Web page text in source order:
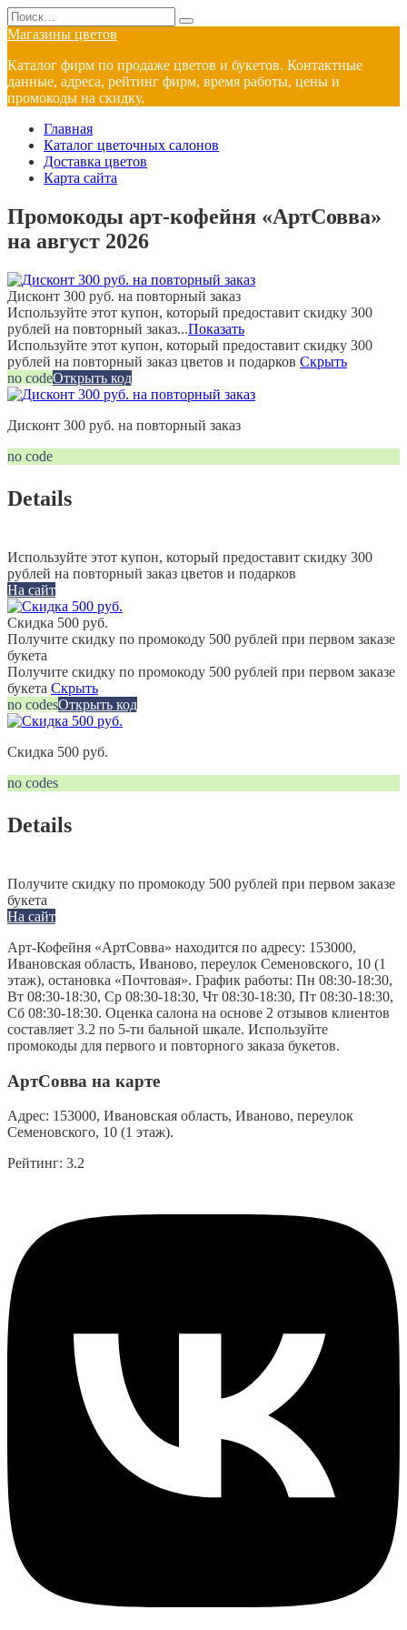
Перейти
к
содержанию
Search
for:
Магазины цветов
Каталог фирм по продаже цветов и букетов. Контактные
данные, адреса, рейтинг фирм, время работы, цены и
промокоды на скидку.
Главная
Каталог цветочных салонов
Доставка цветов
Карта сайта
Промокоды арт-кофейня «АртСовва»
на август 2026
Дисконт 300 руб. на повторный заказ
Используйте этот купон, который предоставит скидку 300
рублей на повторный заказ...Показать
Используйте этот купон, который предоставит скидку 300
рублей на повторный заказ цветов и подарков Скрыть
no codeОткрыть код
Дисконт 300 руб. на повторный заказ
no code
Details
Используйте этот купон, который предоставит скидку 300
рублей на повторный заказ цветов и подарков
На сайт
Скидка 500 руб.
Получите скидку по промокоду 500 рублей при первом заказе
букета
Получите скидку по промокоду 500 рублей при первом заказе
букета Скрыть
no codesОткрыть код
Скидка 500 руб.
no codes
Details
Получите скидку по промокоду 500 рублей при первом заказе
букета
На сайт
Арт-Кофейня «АртСовва» находится по адресу: 153000,
Ивановская область, Иваново, переулок Семеновского, 10 (1
этаж), остановка «Почтовая». График работы: Пн 08:30-18:30,
Вт 08:30-18:30, Ср 08:30-18:30, Чт 08:30-18:30, Пт 08:30-18:30,
Сб 08:30-18:30. Оценка салона на основе 2 отзывов клиентов
составляет 3.2 по 5-ти бальной шкале. Используйте
промокоды для первого и повторного заказа букетов.
АртСовва на карте
Адрес: 153000, Ивановская область, Иваново, переулок
Семеновского, 10 (1 этаж).
Рейтинг: 3.2